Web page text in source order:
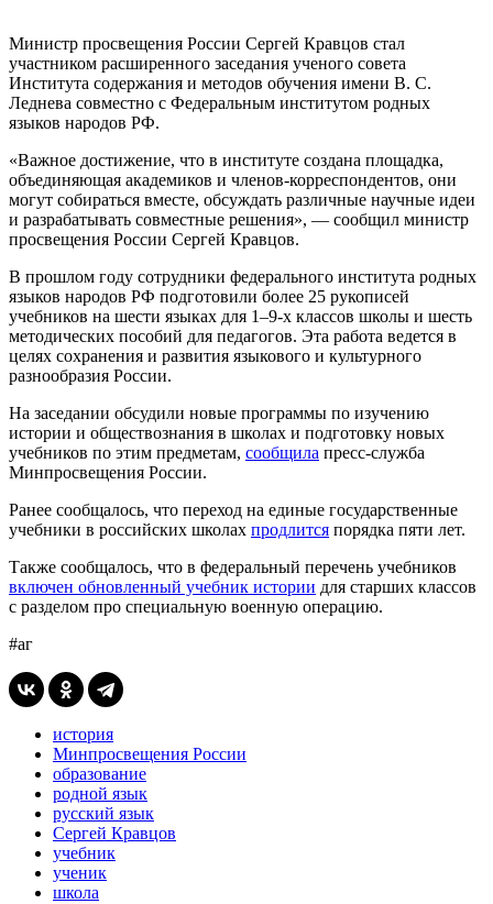
Министр просвещения России Сергей Кравцов стал
участником расширенного заседания ученого совета
Института содержания и методов обучения имени В. С.
Леднева совместно с Федеральным институтом родных
языков народов РФ.
«Важное достижение, что в институте создана площадка,
объединяющая академиков и членов-корреспондентов, они
могут собираться вместе, обсуждать различные научные идеи
и разрабатывать совместные решения», — сообщил министр
просвещения России Сергей Кравцов.
В прошлом году сотрудники федерального института родных
языков народов РФ подготовили более 25 рукописей
учебников на шести языках для 1–9-х классов школы и шесть
методических пособий для педагогов. Эта работа ведется в
целях сохранения и развития языкового и культурного
разнообразия России.
На заседании обсудили новые программы по изучению
истории и обществознания в школах и подготовку новых
учебников по этим предметам, сообщила пресс-служба
Минпросвещения России.
Ранее сообщалось, что переход на единые государственные
учебники в российских школах продлится порядка пяти лет.
Также сообщалось, что в федеральный перечень учебников
включен обновленный учебник истории для старших классов
с разделом про специальную военную операцию.
#аг
история
Минпросвещения России
образование
родной язык
русский язык
Сергей Кравцов
учебник
ученик
школа